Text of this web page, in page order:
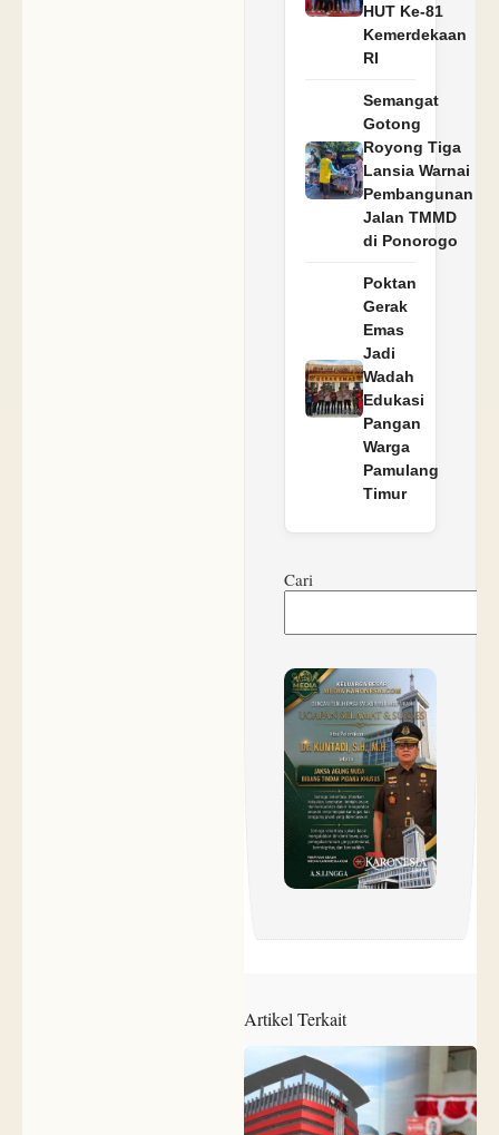
HUT Ke-81
Kemerdekaan
RI
Semangat
Gotong
Royong Tiga
Lansia Warnai
Pembangunan
Jalan TMMD
di Ponorogo
Poktan
Gerak
Emas
Jadi
Wadah
Edukasi
Pangan
Warga
Pamulang
Timur
Cari
Artikel Terkait